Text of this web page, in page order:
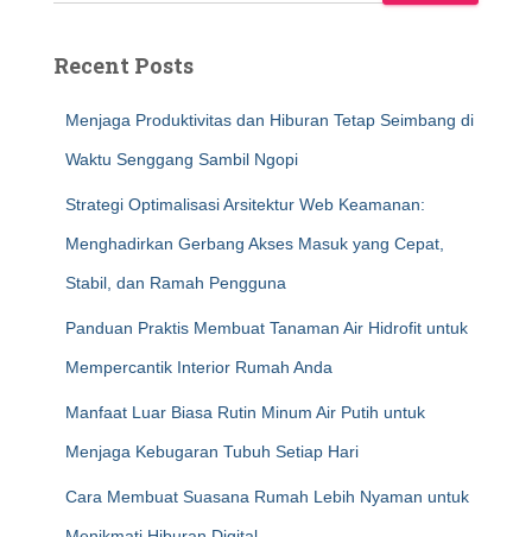
Recent Posts
Menjaga Produktivitas dan Hiburan Tetap Seimbang di
Waktu Senggang Sambil Ngopi
Strategi Optimalisasi Arsitektur Web Keamanan:
Menghadirkan Gerbang Akses Masuk yang Cepat,
Stabil, dan Ramah Pengguna
Panduan Praktis Membuat Tanaman Air Hidrofit untuk
Mempercantik Interior Rumah Anda
Manfaat Luar Biasa Rutin Minum Air Putih untuk
Menjaga Kebugaran Tubuh Setiap Hari
Cara Membuat Suasana Rumah Lebih Nyaman untuk